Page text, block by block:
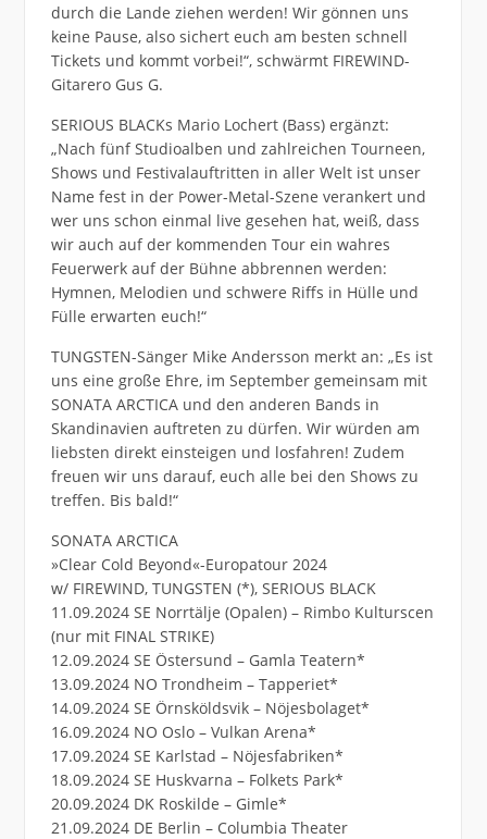
durch die Lande ziehen werden! Wir gönnen uns
keine Pause, also sichert euch am besten schnell
Tickets und kommt vorbei!“, schwärmt FIREWIND-
Gitarero Gus G.
SERIOUS BLACKs Mario Lochert (Bass) ergänzt:
„Nach fünf Studioalben und zahlreichen Tourneen,
Shows und Festivalauftritten in aller Welt ist unser
Name fest in der Power-Metal-Szene verankert und
wer uns schon einmal live gesehen hat, weiß, dass
wir auch auf der kommenden Tour ein wahres
Feuerwerk auf der Bühne abbrennen werden:
Hymnen, Melodien und schwere Riffs in Hülle und
Fülle erwarten euch!“
TUNGSTEN-Sänger Mike Andersson merkt an: „Es ist
uns eine große Ehre, im September gemeinsam mit
SONATA ARCTICA und den anderen Bands in
Skandinavien auftreten zu dürfen. Wir würden am
liebsten direkt einsteigen und losfahren! Zudem
freuen wir uns darauf, euch alle bei den Shows zu
treffen. Bis bald!“
SONATA ARCTICA
»Clear Cold Beyond«-Europatour 2024
w/ FIREWIND, TUNGSTEN (*), SERIOUS BLACK
11.09.2024 SE Norrtälje (Opalen) – Rimbo Kulturscen
(nur mit FINAL STRIKE)
12.09.2024 SE Östersund – Gamla Teatern*
13.09.2024 NO Trondheim – Tapperiet*
14.09.2024 SE Örnsköldsvik – Nöjesbolaget*
16.09.2024 NO Oslo – Vulkan Arena*
17.09.2024 SE Karlstad – Nöjesfabriken*
18.09.2024 SE Huskvarna – Folkets Park*
20.09.2024 DK Roskilde – Gimle*
21.09.2024 DE Berlin – Columbia Theater